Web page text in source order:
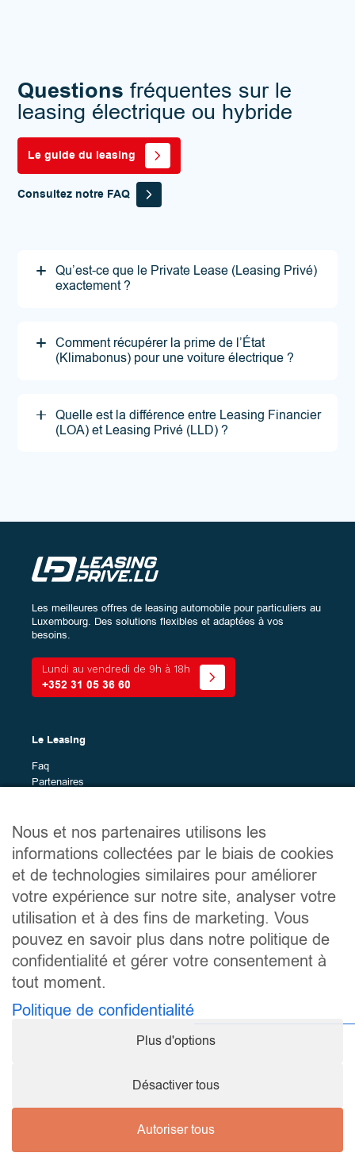
Questions fréquentes sur le
leasing électrique ou hybride
Le guide du leasing
Consultez notre FAQ
Qu’est-ce que le Private Lease (Leasing Privé)
exactement ?
Comment récupérer la prime de l’État
(Klimabonus) pour une voiture électrique ?
Quelle est la différence entre Leasing Financier
(LOA) et Leasing Privé (LLD) ?
Les meilleures offres de leasing automobile pour particuliers au
Luxembourg. Des solutions flexibles et adaptées à vos
besoins.
Lundi au vendredi de 9h à 18h
+352 31 05 36 60
Le Leasing
Faq
Partenaires
Plan du site
Véhicules en leasing
Services
Le guide du leasing
À propos
Contact
Liens utiles
Mentions légales
Conditions générales d’utilisation
Nous et nos partenaires utilisons les
informations collectées par le biais de cookies
et de technologies similaires pour améliorer
votre expérience sur notre site, analyser votre
utilisation et à des fins de marketing. Vous
pouvez en savoir plus dans notre politique de
confidentialité et gérer votre consentement à
tout moment.
Politique de confidentialité
Plus d'options
Désactiver tous
Autoriser tous